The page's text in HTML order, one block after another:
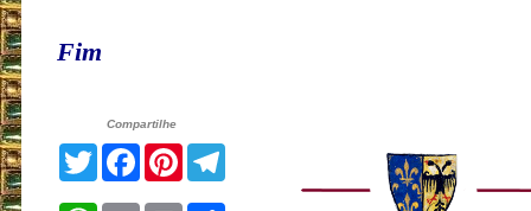
Fim
Compartilhe
TwitterFacebook
PinterestTelegram